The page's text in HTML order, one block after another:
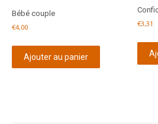
Bébé couple
€4,00
Ajouter au panier
€3,31